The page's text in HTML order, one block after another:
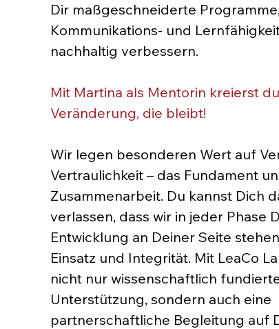
Dir maßgeschneiderte
Kommunikations- und
nachhaltig verbessern.
Mit Martina als Mentorin kreierst du
Veränderung, die bleibt!
Wir legen besonderen Wert auf
Vertraulichkeit – das Fundament
Zusammenarbeit. Du kannst Dich
verlassen, dass wir in jeder Phase
Entwicklung an Deiner Seite
Einsatz und Integrität. Mit LeaCo
nicht nur wissenschaftlich
Unterstützung, sondern auch eine
partnerschaftliche Begleitung auf